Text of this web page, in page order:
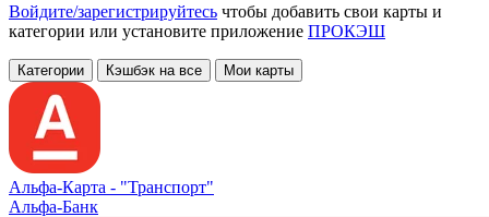
Войдите/зарегистрируйтесь чтобы добавить свои карты и
категории или установите приложение ПРОКЭШ
Категории Кэшбэк на все Мои карты
Альфа‑Карта - "Транспорт"
Альфа-Банк